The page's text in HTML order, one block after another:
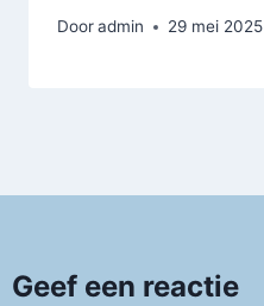
Dooradmin 29 mei 2025
Geef een reactie